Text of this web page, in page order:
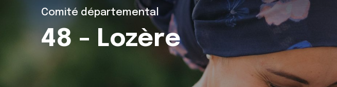
Comité départemental
48 - Lozère